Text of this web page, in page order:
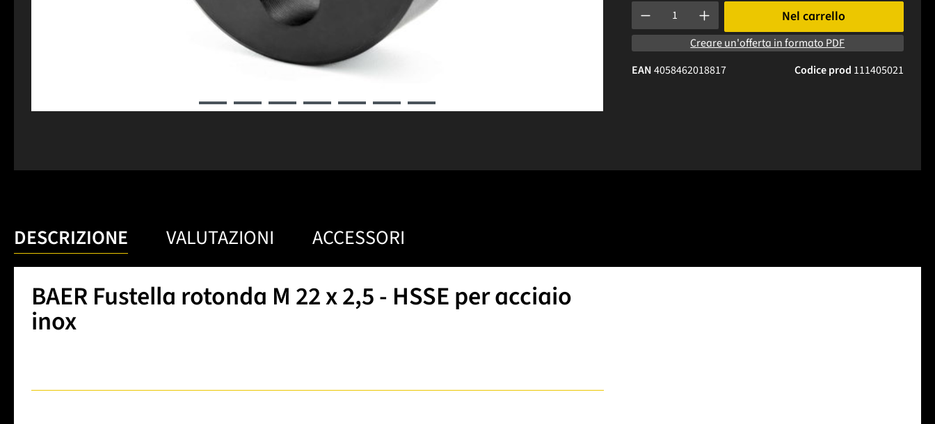
Quantità del prodotto: inserisci la quantità desiderata o usa i
Nel carrello
Creare un'offerta in formato PDF
Codice prod 111405021
EAN4058462018817
DESCRIZIONE VALUTAZIONI ACCESSORI
BAER Fustella rotonda M 22 x 2,5 - HSSE per acciaio
inox